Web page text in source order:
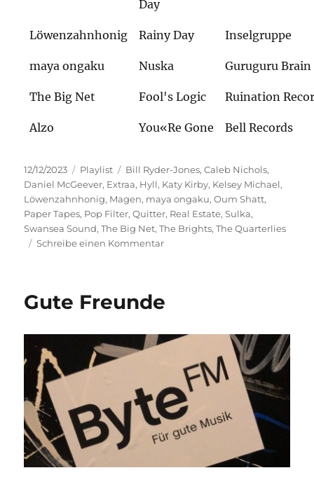
Day
Löwenzahnhonig Rainy Day Inselgruppe
maya ongaku Nuska Guruguru Brain
The Big Net Fool's Logic Ruination
Alzo You«Re Gone Bell Records
Veröffentlicht
am
12/12/2023 Kategorien
Playlist Schlagwörter
Bill Ryder-Jones,Caleb Nichols,
Daniel McGeever, Extraa, Hyll, Katy Kirby, Kelsey Michael,
Löwenzahnhonig, Magen, maya ongaku,Oum Shatt,
Paper Tapes, Pop Filter,Quitter, Real Estate,Sulka,
Swansea Sound,The Big Net,The Brights,The Quarterlies
Schreibe einen Kommentarzu
Gute Freunde